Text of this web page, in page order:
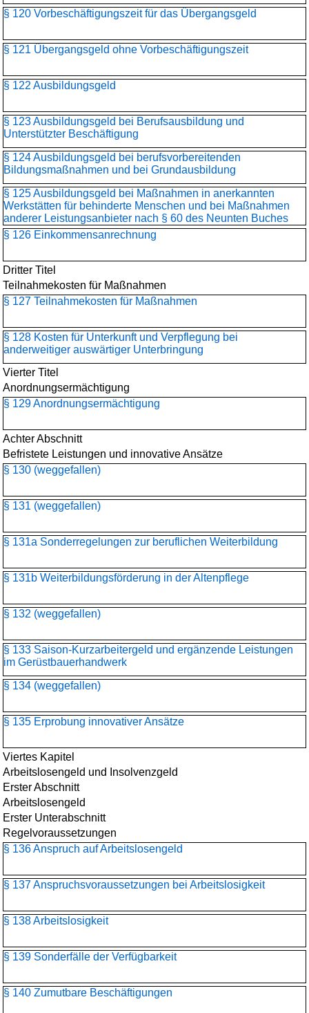
§ 120 Vorbeschäftigungszeit für das Übergangsgeld
§ 121 Übergangsgeld ohne Vorbeschäftigungszeit
§ 122 Ausbildungsgeld
§ 123 Ausbildungsgeld bei Berufsausbildung und
Unterstützter Beschäftigung
§ 124 Ausbildungsgeld bei berufsvorbereitenden
Bildungsmaßnahmen und bei Grundausbildung
§ 125 Ausbildungsgeld bei Maßnahmen in anerkannten
Werkstätten für behinderte Menschen und bei Maßnahmen
anderer Leistungsanbieter nach § 60 des Neunten Buches
§ 126 Einkommensanrechnung
Dritter Titel
Teilnahmekosten für Maßnahmen
§ 127 Teilnahmekosten für Maßnahmen
§ 128 Kosten für Unterkunft und Verpflegung bei
anderweitiger auswärtiger Unterbringung
Vierter Titel
Anordnungsermächtigung
§ 129 Anordnungsermächtigung
Achter Abschnitt
Befristete Leistungen und innovative Ansätze
§ 130 (weggefallen)
§ 131 (weggefallen)
§ 131a Sonderregelungen zur beruflichen Weiterbildung
§ 131b Weiterbildungsförderung in der Altenpflege
§ 132 (weggefallen)
§ 133 Saison-Kurzarbeitergeld und ergänzende Leistungen
im Gerüstbauerhandwerk
§ 134 (weggefallen)
§ 135 Erprobung innovativer Ansätze
Viertes Kapitel
Arbeitslosengeld und Insolvenzgeld
Erster Abschnitt
Arbeitslosengeld
Erster Unterabschnitt
Regelvoraussetzungen
§ 136 Anspruch auf Arbeitslosengeld
§ 137 Anspruchsvoraussetzungen bei Arbeitslosigkeit
§ 138 Arbeitslosigkeit
§ 139 Sonderfälle der Verfügbarkeit
§ 140 Zumutbare Beschäftigungen